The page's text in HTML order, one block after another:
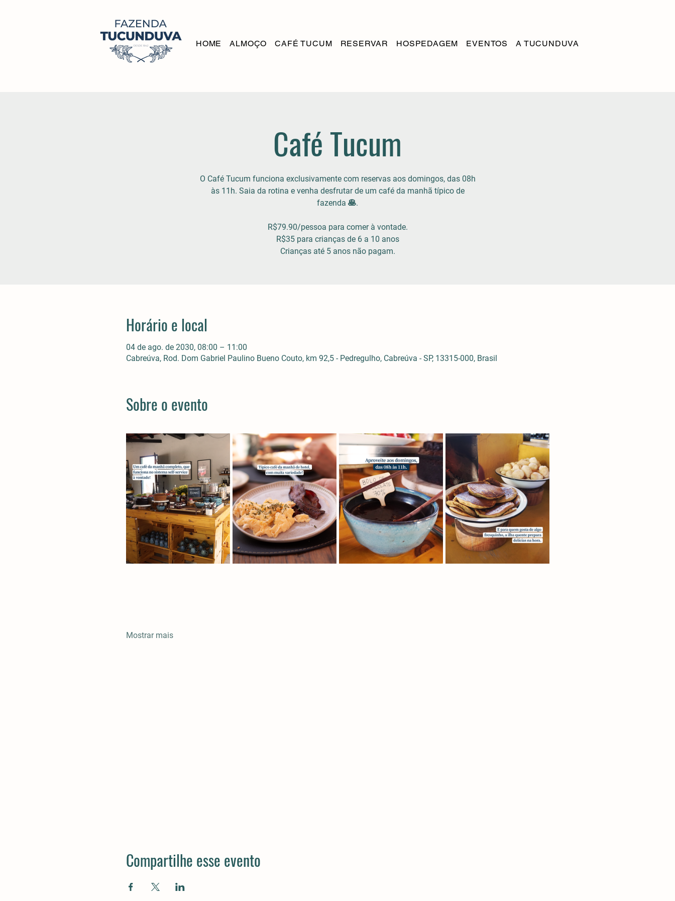
HOME ALMOÇO CAFÉ TUCUM RESERVAR HOSPEDAGEM EVENTOS A TUCUNDUVA
Café Tucum
O Café Tucum funciona exclusivamente com reservas aos domingos, das 08h
às 11h. Saia da rotina e venha desfrutar de um café da manhã típico de
fazenda 🥞.
R$79.90/pessoa para comer à vontade.
R$35 para crianças de 6 a 10 anos
Crianças até 5 anos não pagam.
Horário e local
04 de ago. de 2030, 08:00 – 11:00
Cabreúva, Rod. Dom Gabriel Paulino Bueno Couto, km 92,5 - Pedregulho, Cabreúva - SP, 13315-000, Brasil
Sobre o evento
Mostrar mais
Compartilhe esse evento